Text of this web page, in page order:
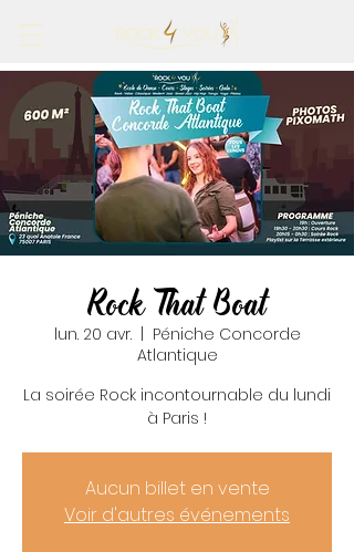
Rock That Boat
lun. 20 avr.
  |
Péniche Concorde
Atlantique
La soirée Rock incontournable du lundi
à Paris !
Aucun billet en vente
Voir d'autres événements